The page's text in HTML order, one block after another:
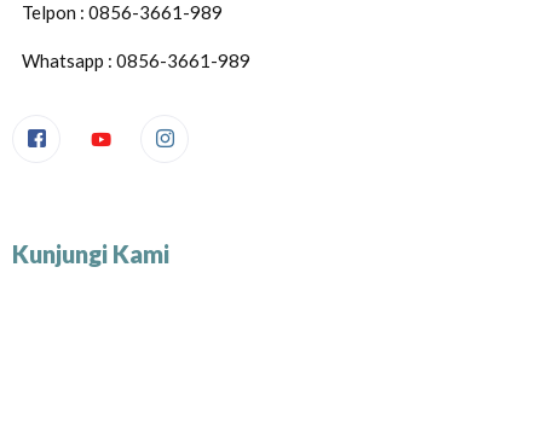
Telpon : 0856-3661-989
Whatsapp : 0856-3661-989
Kunjungi Kami